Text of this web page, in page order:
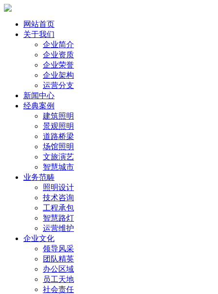
网站首页
关于我们
企业简介
企业资质
企业荣誉
企业架构
运营分支
新闻中心
经典案例
建筑照明
景观照明
道路桥梁
场馆照明
文旅演艺
智慧城市
业务范畴
照明设计
技术咨询
工程承包
智慧路灯
运营维护
企业文化
领导风采
团队精英
办公区域
员工天地
社会责任